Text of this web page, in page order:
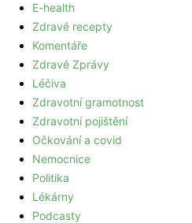
E-health
Zdravé recepty
Komentáře
Zdravé Zprávy
Léčiva
Zdravotní gramotnost
Zdravotní pojištění
Očkování a covid
Nemocnice
Politika
Lékárny
Podcasty